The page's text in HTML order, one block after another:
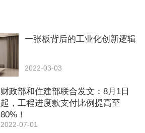
一张板背后的工业化创新逻辑
2022-03-03
财政部和住建部联合发文：8月1日
起，工程进度款支付比例提高至
80%！
2022-07-01